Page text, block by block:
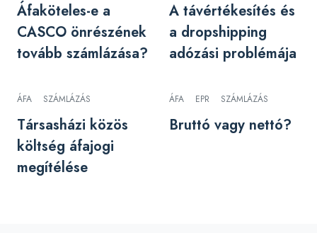
Áfaköteles-e a
CASCO önrészének
tovább számlázása?
A távértékesítés és
a dropshipping
adózási problémája
ÁFA SZÁMLÁZÁS
Társasházi közös
költség áfajogi
megítélése
ÁFA EPR SZÁMLÁZÁS
Bruttó vagy nettó?